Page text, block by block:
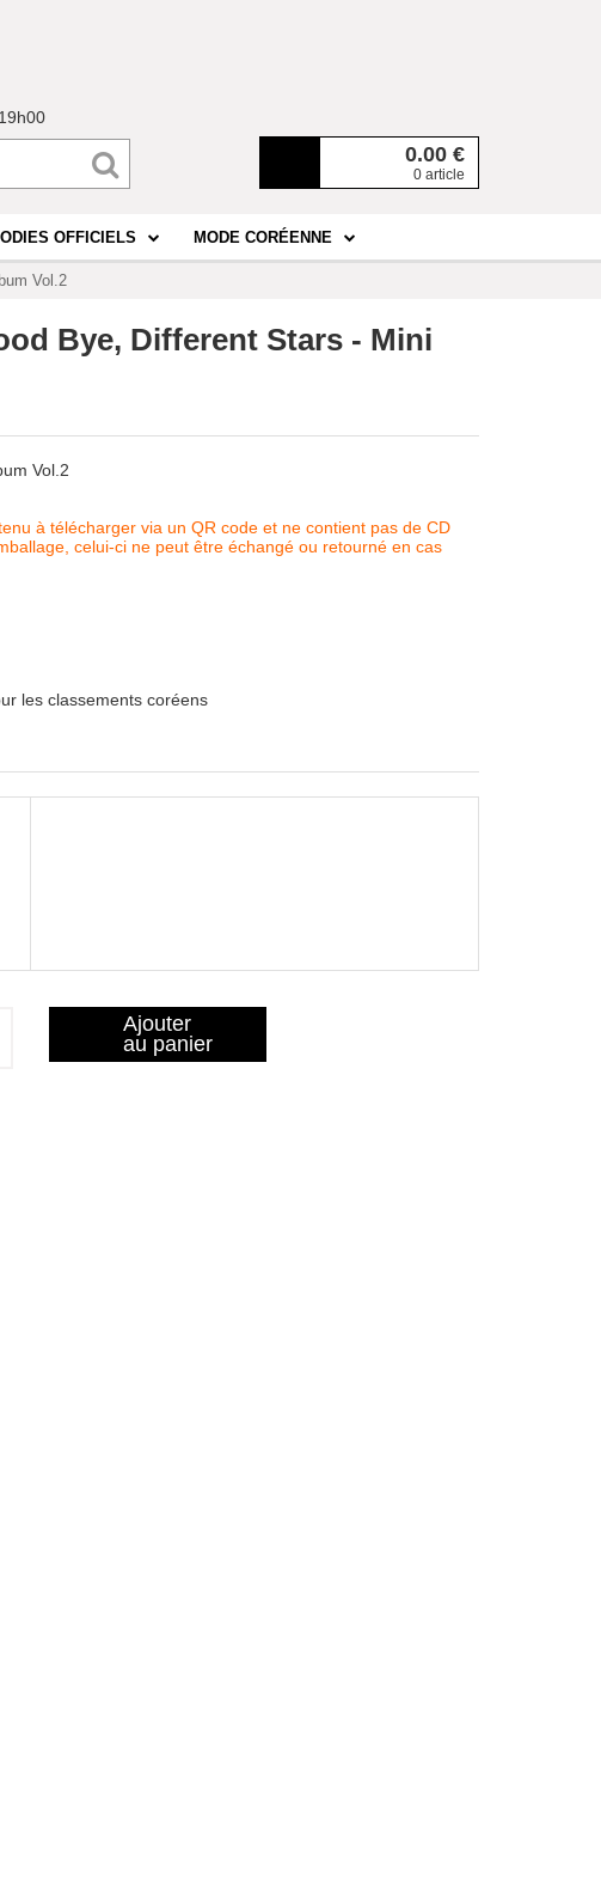
0.00 €
0 article
OFFICIELS MODE CORÉENNE
Vol.2
Bye, Different Stars - Mini
Vol.2
à télécharger via un QR code et ne contient pas de CD
celui-ci ne peut être échangé ou retourné en cas
les classements coréens
Ajouter
au panier